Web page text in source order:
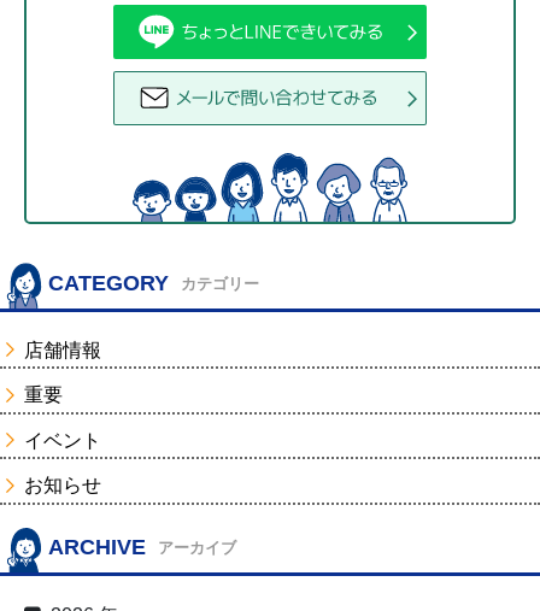
CATEGORY カテゴリー
店舗情報
重要
イベント
お知らせ
ARCHIVE アーカイブ